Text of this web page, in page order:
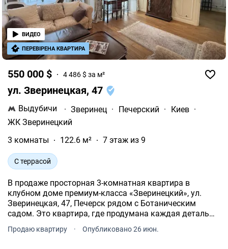
550 000 $ 4 486 $ за м²
ул. Зверинецкая, 47
Выдубичи · Зверинец · Печерский · Киев ·
ЖК Зверинецкий
3 комнаты
122.6 м² 7 этаж из 9
С террасой
В продаже просторная 3-комнатная квартира в
клубном доме премиум-класса «Зверинецкий», ул.
Зверинецкая, 47, Печерск рядом с Ботаническим
садом. Это квартира, где продумана каждая деталь
для автономной и комфортной жизни в центре города.
Продаю квартиру · Опубликовано 26 июн.
ВИДЕО
ПЕРЕВІРЕНА КВАРТИРА